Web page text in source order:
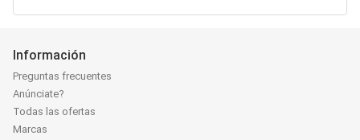
Información
Preguntas frecuentes
Anúnciate?
Todas las ofertas
Marcas